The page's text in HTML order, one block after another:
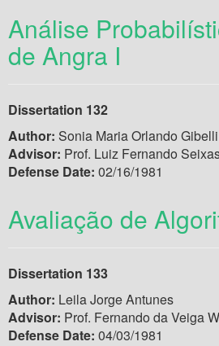
Análise
de Angra I
Dissertation 132
Author: Sonia Maria Orlando Gibelli
Advisor: Prof. Luiz Fernando
Defense Date: 02/16/1981
Avaliação de
Dissertation 133
Author: Leila Jorge Antunes
Advisor: Prof. Fernando da Veiga
Defense Date: 04/03/1981